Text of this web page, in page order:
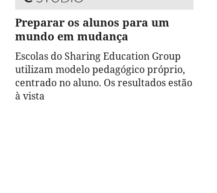
Preparar os alunos para um
mundo em mudança
Escolas do Sharing Education Group
utilizam modelo pedagógico próprio,
centrado no aluno. Os resultados estão
à vista